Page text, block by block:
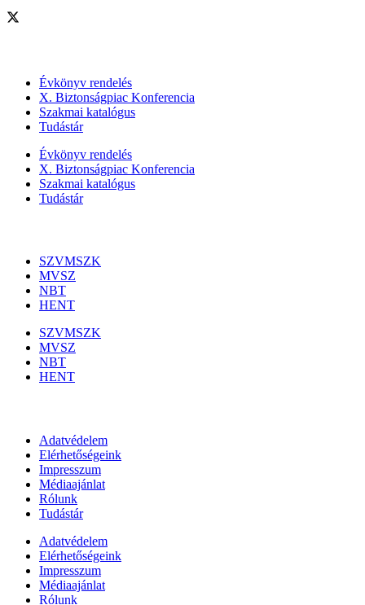
Évkönyv rendelés
X. Biztonságpiac Konferencia
Szakmai katalógus
Tudástár
Évkönyv rendelés
X. Biztonságpiac Konferencia
Szakmai katalógus
Tudástár
SZVMSZK
MVSZ
NBT
HENT
SZVMSZK
MVSZ
NBT
HENT
Adatvédelem
Elérhetőségeink
Impresszum
Médiaajánlat
Rólunk
Tudástár
Adatvédelem
Elérhetőségeink
Impresszum
Médiaajánlat
Rólunk